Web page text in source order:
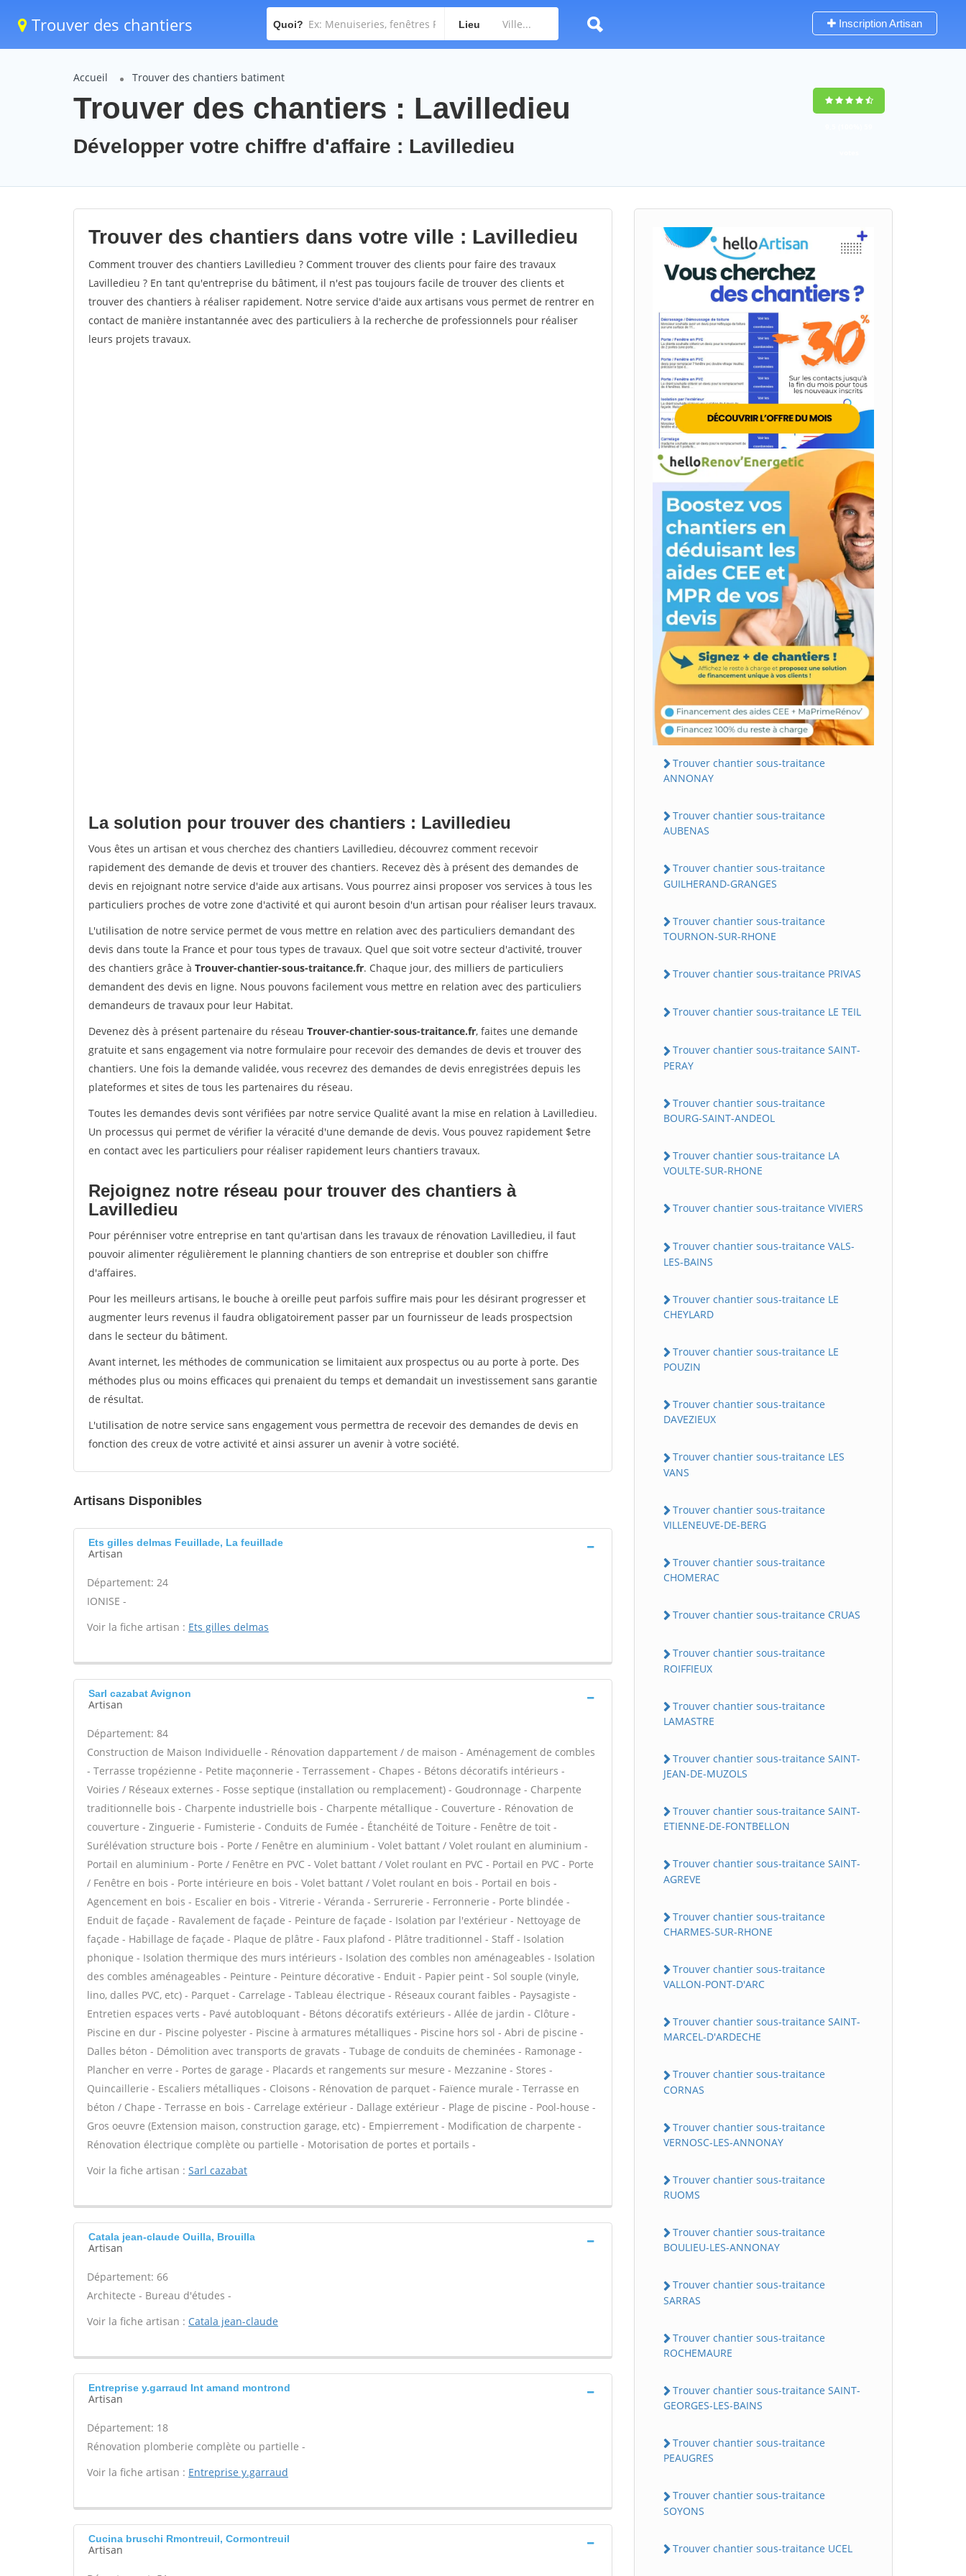
Trouver des chantiers Quoi? Lieu Inscription Artisan
Accueil Trouver des chantiers batiment
Trouver des chantiers : Lavilledieu
Développer votre chiffre d'affaire : Lavilledieu
Trouver des chantiers dans votre ville : Lavilledieu
Comment trouver des chantiers Lavilledieu ? Comment trouver des clients pour faire des travaux
Lavilledieu ? En tant qu'entreprise du bâtiment, il n'est pas toujours facile de trouver des clients et
trouver des chantiers à réaliser rapidement. Notre service d'aide aux artisans vous permet de rentrer en
contact de manière instantannée avec des particuliers à la recherche de professionnels pour réaliser
leurs projets travaux.
La solution pour trouver des chantiers : Lavilledieu
Vous êtes un artisan et vous cherchez des chantiers Lavilledieu, découvrez comment recevoir
rapidement des demande de devis et trouver des chantiers. Recevez dès à présent des demandes de
devis en rejoignant notre service d'aide aux artisans. Vous pourrez ainsi proposer vos services à tous les
particuliers proches de votre zone d'activité et qui auront besoin d'un artisan pour réaliser leurs travaux.
L'utilisation de notre service permet de vous mettre en relation avec des particuliers demandant des
devis dans toute la France et pour tous types de travaux. Quel que soit votre secteur d'activité, trouver
des chantiers grâce à Trouver-chantier-sous-traitance.fr. Chaque jour, des milliers de particuliers
demandent des devis en ligne. Nous pouvons facilement vous mettre en relation avec des particuliers
demandeurs de travaux pour leur Habitat.
Devenez dès à présent partenaire du réseau Trouver-chantier-sous-traitance.fr, faites une demande
gratuite et sans engagement via notre formulaire pour recevoir des demandes de devis et trouver des
chantiers. Une fois la demande validée, vous recevrez des demandes de devis enregistrées depuis les
plateformes et sites de tous les partenaires du réseau.
Toutes les demandes devis sont vérifiées par notre service Qualité avant la mise en relation à Lavilledieu.
Un processus qui permet de vérifier la véracité d'une demande de devis. Vous pouvez rapidement $etre
en contact avec les particuliers pour réaliser rapidement leurs chantiers travaux.
Rejoignez notre réseau pour trouver des chantiers à
Lavilledieu
Pour pérénniser votre entreprise en tant qu'artisan dans les travaux de rénovation Lavilledieu, il faut
pouvoir alimenter régulièrement le planning chantiers de son entreprise et doubler son chiffre
d'affaires.
Pour les meilleurs artisans, le bouche à oreille peut parfois suffire mais pour les désirant progresser et
augmenter leurs revenus il faudra obligatoirement passer par un fournisseur de leads prospectsion
dans le secteur du bâtiment.
Avant internet, les méthodes de communication se limitaient aux prospectus ou au porte à porte. Des
méthodes plus ou moins efficaces qui prenaient du temps et demandait un investissement sans garantie
de résultat.
L'utilisation de notre service sans engagement vous permettra de recevoir des demandes de devis en
fonction des creux de votre activité et ainsi assurer un avenir à votre société.
Artisans Disponibles
Ets gilles delmas Feuillade, La feuillade
Artisan
Département: 24
IONISE -
Voir la fiche artisan : Ets gilles delmas
Sarl cazabat Avignon
Artisan
Département: 84
Construction de Maison Individuelle - Rénovation dappartement / de maison - Aménagement de combles
- Terrasse tropézienne - Petite maçonnerie - Terrassement - Chapes - Bétons décoratifs intérieurs -
Voiries / Réseaux externes - Fosse septique (installation ou remplacement) - Goudronnage - Charpente
traditionnelle bois - Charpente industrielle bois - Charpente métallique - Couverture - Rénovation de
couverture - Zinguerie - Fumisterie - Conduits de Fumée - Étanchéité de Toiture - Fenêtre de toit -
Surélévation structure bois - Porte / Fenêtre en aluminium - Volet battant / Volet roulant en aluminium -
Portail en aluminium - Porte / Fenêtre en PVC - Volet battant / Volet roulant en PVC - Portail en PVC - Porte
/ Fenêtre en bois - Porte intérieure en bois - Volet battant / Volet roulant en bois - Portail en bois -
Agencement en bois - Escalier en bois - Vitrerie - Véranda - Serrurerie - Ferronnerie - Porte blindée -
Enduit de façade - Ravalement de façade - Peinture de façade - Isolation par l'extérieur - Nettoyage de
façade - Habillage de façade - Plaque de plâtre - Faux plafond - Plâtre traditionnel - Staff - Isolation
phonique - Isolation thermique des murs intérieurs - Isolation des combles non aménageables - Isolation
des combles aménageables - Peinture - Peinture décorative - Enduit - Papier peint - Sol souple (vinyle,
lino, dalles PVC, etc) - Parquet - Carrelage - Tableau électrique - Réseaux courant faibles - Paysagiste -
Entretien espaces verts - Pavé autobloquant - Bétons décoratifs extérieurs - Allée de jardin - Clôture -
Piscine en dur - Piscine polyester - Piscine à armatures métalliques - Piscine hors sol - Abri de piscine -
Dalles béton - Démolition avec transports de gravats - Tubage de conduits de cheminées - Ramonage -
Plancher en verre - Portes de garage - Placards et rangements sur mesure - Mezzanine - Stores -
Quincaillerie - Escaliers métalliques - Cloisons - Rénovation de parquet - Faïence murale - Terrasse en
béton / Chape - Terrasse en bois - Carrelage extérieur - Dallage extérieur - Plage de piscine - Pool-house -
Gros oeuvre (Extension maison, construction garage, etc) - Empierrement - Modification de charpente -
Rénovation électrique complète ou partielle - Motorisation de portes et portails -
Voir la fiche artisan : Sarl cazabat
Catala jean-claude Ouilla, Brouilla
Artisan
Département: 66
Architecte - Bureau d'études -
Voir la fiche artisan : Catala jean-claude
Entreprise y.garraud Int amand montrond
Artisan
Département: 18
Rénovation plomberie complète ou partielle -
Voir la fiche artisan : Entreprise y.garraud
Cucina bruschi Rmontreuil, Cormontreuil
Artisan
Trouver chantier sous-traitance
ANNONAY
Trouver chantier sous-traitance
AUBENAS
Trouver chantier sous-traitance
GUILHERAND-GRANGES
Trouver chantier sous-traitance
TOURNON-SUR-RHONE
Trouver chantier sous-traitance PRIVAS
Trouver chantier sous-traitance LE TEIL
Trouver chantier sous-traitance SAINT-
PERAY
Trouver chantier sous-traitance
BOURG-SAINT-ANDEOL
Trouver chantier sous-traitance LA
VOULTE-SUR-RHONE
Trouver chantier sous-traitance VIVIERS
Trouver chantier sous-traitance VALS-
LES-BAINS
Trouver chantier sous-traitance LE
CHEYLARD
Trouver chantier sous-traitance LE
POUZIN
Trouver chantier sous-traitance
DAVEZIEUX
Trouver chantier sous-traitance LES
VANS
Trouver chantier sous-traitance
VILLENEUVE-DE-BERG
Trouver chantier sous-traitance
CHOMERAC
Trouver chantier sous-traitance CRUAS
Trouver chantier sous-traitance
ROIFFIEUX
Trouver chantier sous-traitance
LAMASTRE
Trouver chantier sous-traitance SAINT-
JEAN-DE-MUZOLS
Trouver chantier sous-traitance SAINT-
ETIENNE-DE-FONTBELLON
Trouver chantier sous-traitance SAINT-
AGREVE
Trouver chantier sous-traitance
CHARMES-SUR-RHONE
Trouver chantier sous-traitance
VALLON-PONT-D'ARC
Trouver chantier sous-traitance SAINT-
MARCEL-D'ARDECHE
Trouver chantier sous-traitance
CORNAS
Trouver chantier sous-traitance
VERNOSC-LES-ANNONAY
Trouver chantier sous-traitance
RUOMS
Trouver chantier sous-traitance
BOULIEU-LES-ANNONAY
Trouver chantier sous-traitance
SARRAS
Trouver chantier sous-traitance
ROCHEMAURE
Trouver chantier sous-traitance SAINT-
GEORGES-LES-BAINS
Trouver chantier sous-traitance
PEAUGRES
Trouver chantier sous-traitance
SOYONS
Trouver chantier sous-traitance UCEL